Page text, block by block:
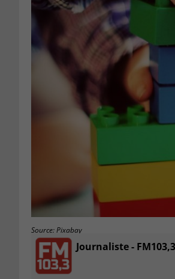
Source: Pixabay
Journaliste - FM103,3